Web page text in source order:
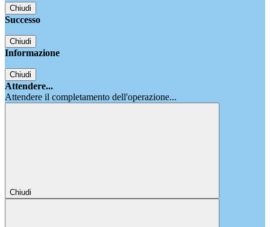
Chiudi
Successo
Chiudi
Informazione
Chiudi
Attendere...
Attendere il completamento dell'operazione...
Chiudi